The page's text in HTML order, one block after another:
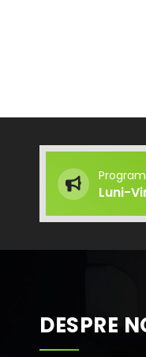
Program
Luni-
DESPRE